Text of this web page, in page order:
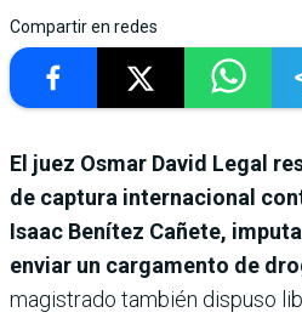
Compartir en redes
El juez Osmar David Legal
de captura internacional
Isaac Benítez Cañete,
enviar un cargamento de
magistrado también dispuso